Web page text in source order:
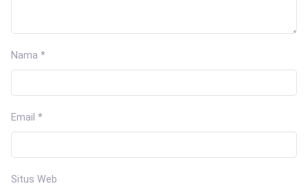
Nama *
Email *
Situs Web